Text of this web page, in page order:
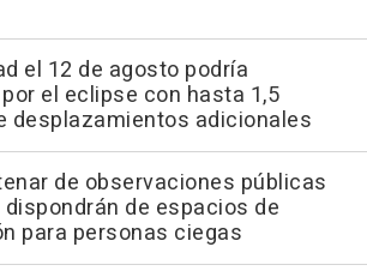
el 12 de agosto podría
el eclipse con hasta 1,5
desplazamientos adicionales
de observaciones públicas
de espacios de
para personas ciegas